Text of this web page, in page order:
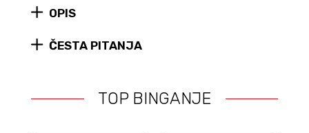
uvez)
quantity
OPIS
ČESTA PITANJA
TOP BINGANJE